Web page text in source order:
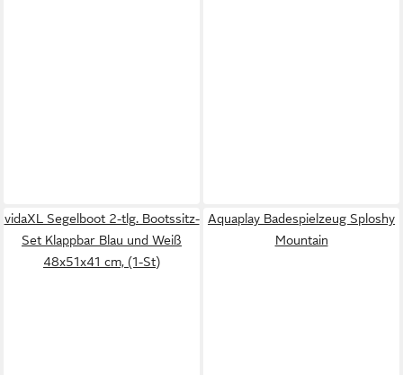
vidaXL Segelboot 2-tlg. Bootssitz-
Set Klappbar Blau und Weiß
48x51x41 cm, (1-St)
Aquaplay Badespielzeug Sploshy
Mountain